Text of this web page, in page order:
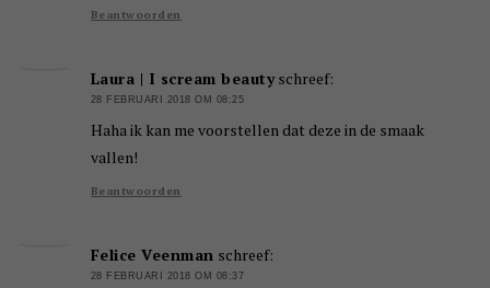
Beantwoorden
Laura | I scream beautyschreef:
28 FEBRUARI 2018 OM 08:25
Haha ik kan me voorstellen dat deze in de smaak
vallen!
Beantwoorden
Felice Veenman schreef:
28 FEBRUARI 2018 OM 08:37